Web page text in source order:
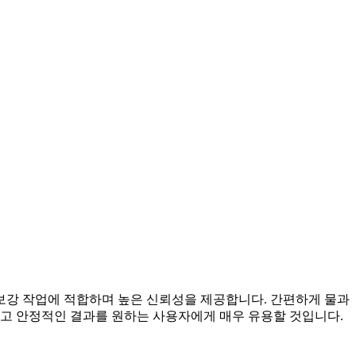
작업에 적합하며 높은 신뢰성을 제공합니다. 간편하게 물과
안정적인 결과를 원하는 사용자에게 매우 유용할 것입니다.